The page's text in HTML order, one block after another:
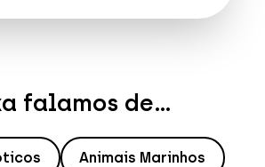
falamos de...
Animais Marinhos